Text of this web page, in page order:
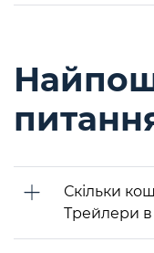
Скільки
Трейлери в